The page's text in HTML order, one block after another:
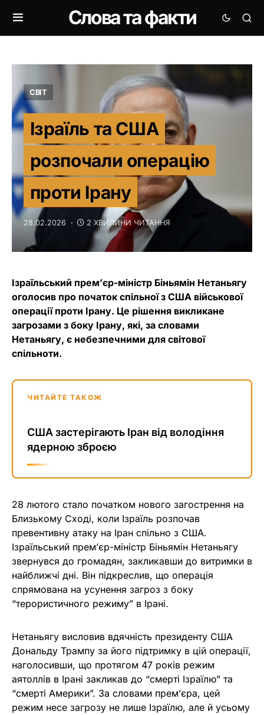
Слова та факти
СВІТ
Ізраїль та США
розпочали операцію
проти Ірану
28.02.2026 2 ХВИЛИНИ ЧИТАННЯ
Ізраїльський прем’єр-міністр Біньямін Нетаньягу
оголосив про початок спільної з США військової
операції проти Ірану. Це рішення викликане
загрозами з боку Ірану, які, за словами
Нетаньягу, є небезпечними для світової
спільноти.
ЧИТАЙТЕ ТАКОЖ
США застерігають Іран від володіння
ядерною зброєю
28 лютого стало початком нового загострення на
Близькому Сході, коли Ізраїль розпочав
превентивну атаку на Іран спільно з США.
Ізраїльський прем’єр-міністр Біньямін Нетаньягу
звернувся до громадян, закликавши до витримки в
найближчі дні. Він підкреслив, що операція
спрямована на усунення загроз з боку
“терористичного режиму” в Ірані.
Нетаньягу висловив вдячність президенту США
Дональду Трампу за його підтримку в цій операції,
наголосивши, що протягом 47 років режим
аятоллів в Ірані закликав до “смерті Ізраїлю” та
“смерті Америки”. За словами прем’єра, цей
режим несе загрозу не лише Ізраїлю, але й усьому